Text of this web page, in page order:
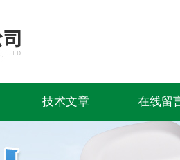
技术文章 在线留